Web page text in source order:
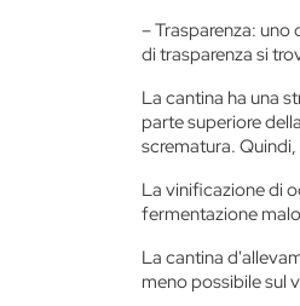
–Trasparenza: uno
di trasparenza si
La cantina ha una
parte superiore
scrematura.
La vinificazione di
fermentazione
La cantina
meno possibile sul